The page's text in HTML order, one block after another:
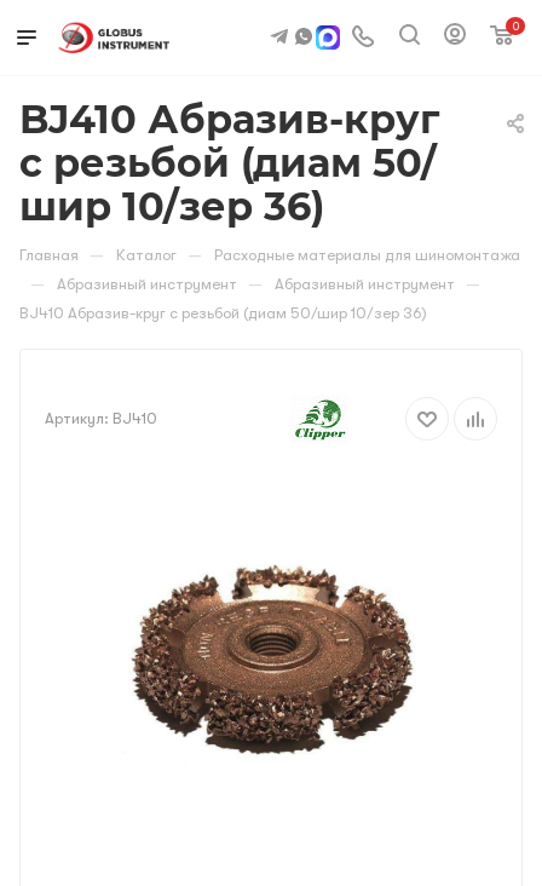
0
BJ410 Абразив-круг
с резьбой (диам 50/
шир 10/зер 36)
Главная — Каталог — Расходные материалы для шиномонтажа
— Абразивный инструмент — Абразивный инструмент —
BJ410 Абразив-круг с резьбой (диам 50/шир 10/зер 36)
Артикул: BJ410